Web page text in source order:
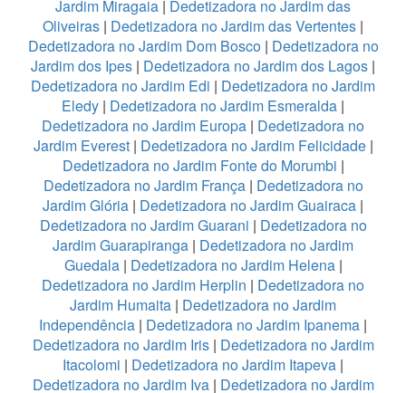
Jardim Miragaia | Dedetizadora no Jardim das
Oliveiras | Dedetizadora no Jardim das Vertentes |
Dedetizadora no Jardim Dom Bosco| Dedetizadora no
Jardim dos Ipes | Dedetizadora no Jardim dos Lagos |
Dedetizadora no Jardim Edi | Dedetizadora no Jardim
Eledy | Dedetizadora no Jardim Esmeralda |
Dedetizadora no Jardim Europa | Dedetizadora no
Jardim Everest| Dedetizadora no Jardim Felicidade|
Dedetizadora no Jardim Fonte do Morumbi |
Dedetizadora no Jardim França| Dedetizadora no
Jardim Glória | Dedetizadora no Jardim Guairaca |
Dedetizadora no Jardim Guarani | Dedetizadora no
Jardim Guarapiranga | Dedetizadora no Jardim
Guedala| Dedetizadora no Jardim Helena|
Dedetizadora no Jardim Herplin | Dedetizadora no
Jardim Humaita | Dedetizadora no Jardim
Independência | Dedetizadora no Jardim Ipanema |
Dedetizadora no Jardim Iris| Dedetizadora no Jardim
Itacolomi | Dedetizadora no Jardim Itapeva |
Dedetizadora no Jardim Iva| Dedetizadora no Jardim